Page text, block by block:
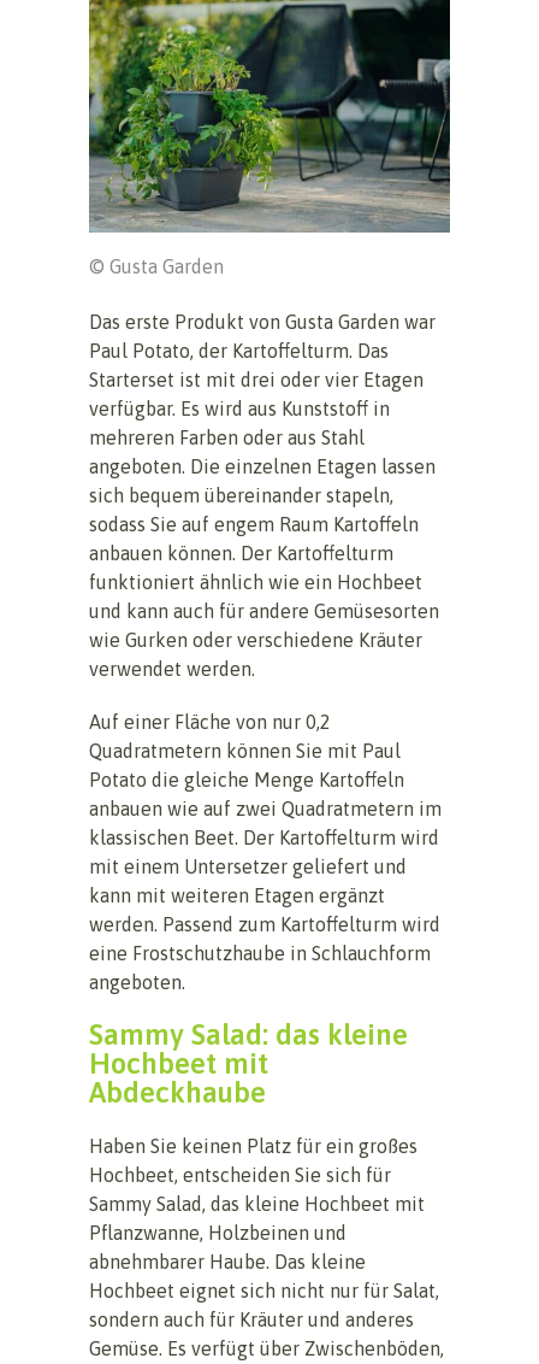
© Gusta Garden
Das erste Produkt von Gusta Garden war
Paul Potato, der Kartoffelturm. Das
Starterset ist mit drei oder vier Etagen
verfügbar. Es wird aus Kunststoff in
mehreren Farben oder aus Stahl
angeboten. Die einzelnen Etagen lassen
sich bequem übereinander stapeln,
sodass Sie auf engem Raum Kartoffeln
anbauen können. Der Kartoffelturm
funktioniert ähnlich wie ein Hochbeet
und kann auch für andere Gemüsesorten
wie Gurken oder verschiedene Kräuter
verwendet werden.
Auf einer Fläche von nur 0,2
Quadratmetern können Sie mit Paul
Potato die gleiche Menge Kartoffeln
anbauen wie auf zwei Quadratmetern im
klassischen Beet. Der Kartoffelturm wird
mit einem Untersetzer geliefert und
kann mit weiteren Etagen ergänzt
werden. Passend zum Kartoffelturm wird
eine Frostschutzhaube in Schlauchform
angeboten.
Sammy Salad: das kleine
Hochbeet mit
Abdeckhaube
Haben Sie keinen Platz für ein großes
Hochbeet, entscheiden Sie sich für
Sammy Salad, das kleine Hochbeet mit
Pflanzwanne, Holzbeinen und
abnehmbarer Haube. Das kleine
Hochbeet eignet sich nicht nur für Salat,
sondern auch für Kräuter und anderes
Gemüse. Es verfügt über Zwischenböden,